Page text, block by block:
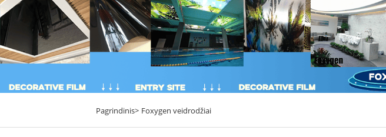
Pagrindinis> Foxygen veidrodžiai